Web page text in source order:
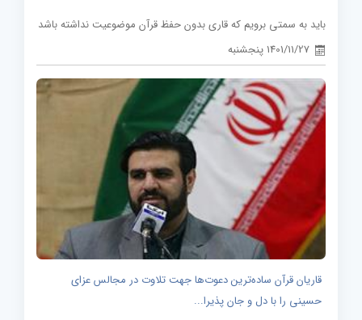
باید به سمتی برویم که قاری بدون حفظ قرآن موضوعیت نداشته باشد
1401/11/27 پنجشنبه
قاریان قرآن ساده‌ترین دعوت‌ها جهت تلاوت در مجالس عزای
حسینی را با دل و جان پذیرا...